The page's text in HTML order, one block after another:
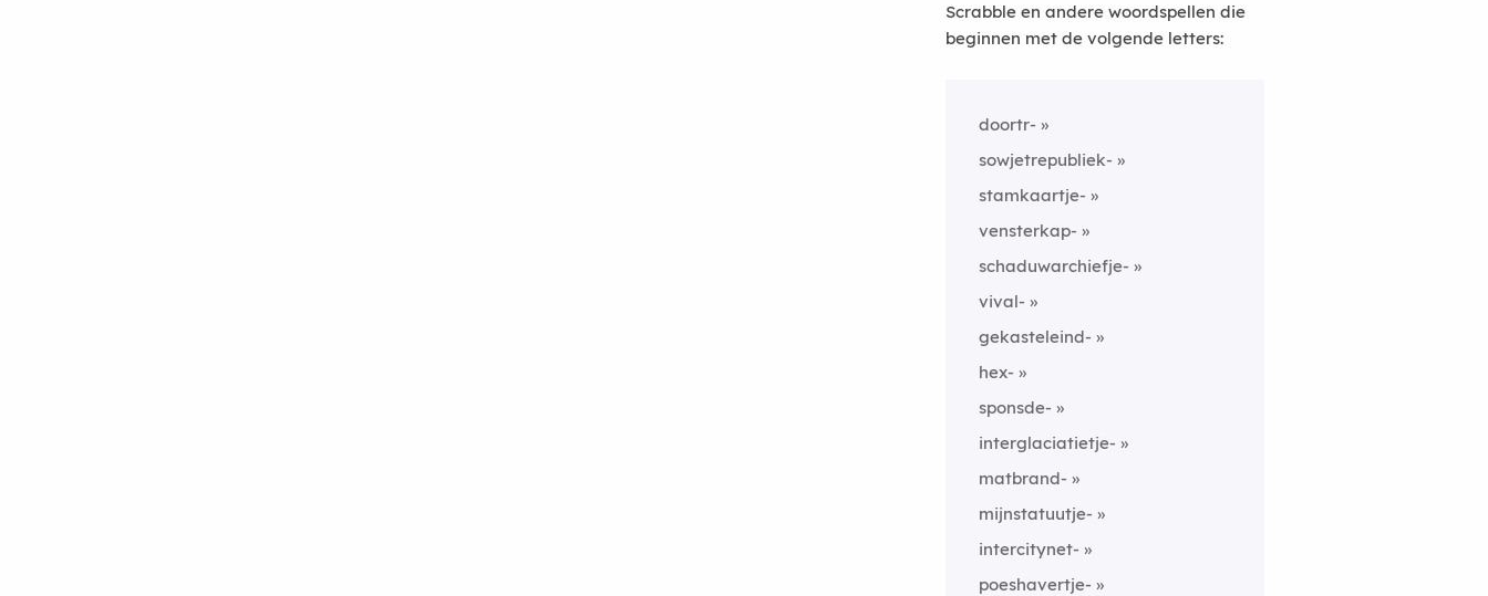
Scrabble en andere woordspellen die
beginnen met de volgende letters:
doortr-
sowjetrepubliek-
stamkaartje-
vensterkap-
schaduwarchiefje-
vival-
gekasteleind-
hex-
sponsde-
interglaciatietje-
matbrand-
mijnstatuutje-
intercitynet-
poeshavertje-